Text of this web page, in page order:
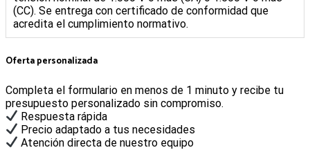
(CC). Se entrega con certificado de conformidad que
acredita el cumplimiento normativo.
Oferta personalizada
Completa el formulario en menos de 1 minuto y recibe tu
presupuesto personalizado sin compromiso.
Respuesta rápida
Precio adaptado a tus necesidades
Atención directa de nuestro equipo